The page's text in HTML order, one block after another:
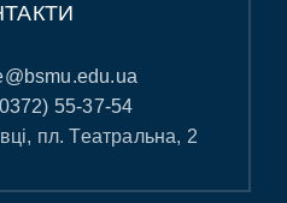
55-37-54
пл. Театральна, 2